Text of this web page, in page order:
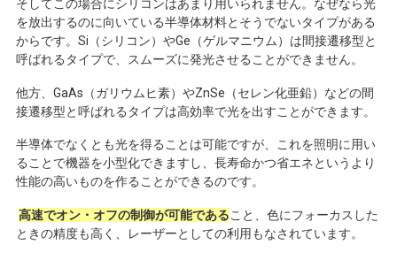
そしてこの場合にシリコンはあまり用いられません。なぜなら光
を放出するのに向いている半導体材料とそうでないタイプがある
からです。 Si （シリコン）やGe （ゲルマニウム）は間接遷移型と
呼ばれるタイプで、スムーズに発光させることができません。
他方、 GaAs （ガリウムヒ素）やZnSe （セレン化亜鉛）などの間
接遷移型と呼ばれるタイプは高効率で光を出すことができます。
半導体でなくとも光を得ることは可能ですが、これを照明に用い
ることで機器を小型化できますし、長寿命かつ省エネというより
性能の高いものを作ることができるのです。
高速でオン・オフの制御が可能であること、色にフォーカスした
ときの精度も高く、レーザーとしての利用もなされています。